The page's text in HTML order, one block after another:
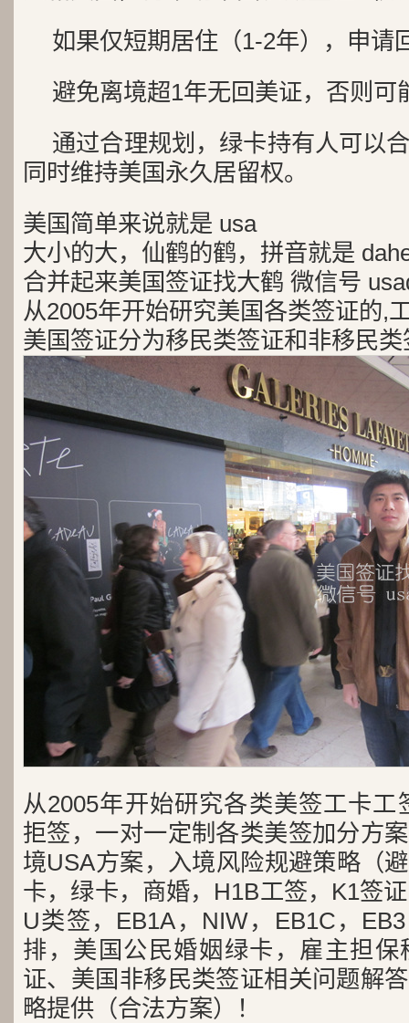
如果仅短期居住（1-2年），申请
避免离境超1年无回美证，否则可
通过合理规划，绿卡持有人可以
同时维持美国永久居留权。
美国简单来说就是 usa
大小的大，仙鹤的鹤，拼音就是
合并起来美国签证找大鹤 微信号
从2005年开始研究美国各类签证的,
美国签证分为移民类签证和非移民
从2005年开始研究各类美签工卡工
拒签，一对一定制各类美签加分方
境USA方案，入境风险规避策略（
卡，绿卡，商婚，H1B工签，K1签
U类签，EB1A，NIW，EB1C，
排，美国公民婚姻绿卡，雇主担
证、美国非移民类签证相关问题解
略提供（合法方案）！